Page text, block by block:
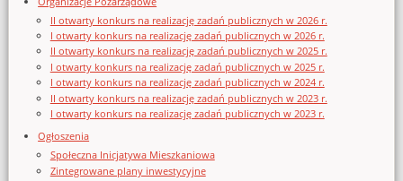
II otwarty konkurs na realizację zadań publicznych w 2026 r.
I otwarty konkurs na realizację zadań publicznych w 2026 r.
II otwarty konkurs na realizację zadań publicznych w 2025 r.
I otwarty konkurs na realizację zadań publicznych w 2025 r.
I otwarty konkurs na realizację zadań publicznych w 2024 r.
II otwarty konkurs na realizację zadań publicznych w 2023 r.
I otwarty konkurs na realizację zadań publicznych w 2023 r.
Ogłoszenia
Społeczna Inicjatywa Mieszkaniowa
Zintegrowane plany inwestycyjne